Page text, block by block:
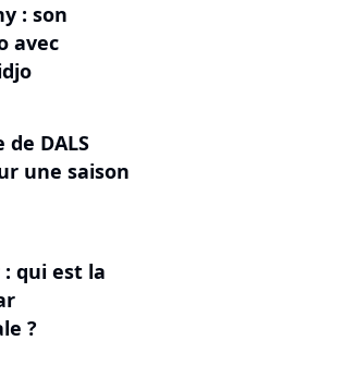
: son
avec
DALS
une saison
: qui est la
?